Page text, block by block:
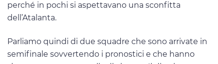
perché in pochi si aspettavano una sconfitta
dell’Atalanta.
Parliamo quindi di due squadre che sono arrivate in
semifinale sovvertendo i pronostici e che hanno